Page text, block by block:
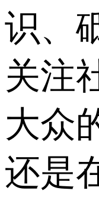
识、
关注
大众
还是